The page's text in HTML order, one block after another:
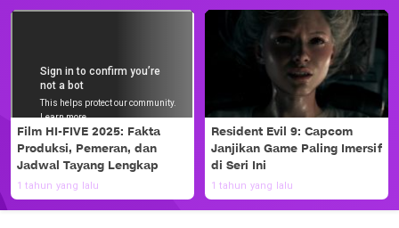
Film HI-FIVE 2025: Fakta
Produksi, Pemeran, dan
Jadwal Tayang Lengkap
1 tahun yang lalu
Resident Evil 9: Capcom
Janjikan Game Paling Imersif
di Seri Ini
1 tahun yang lalu